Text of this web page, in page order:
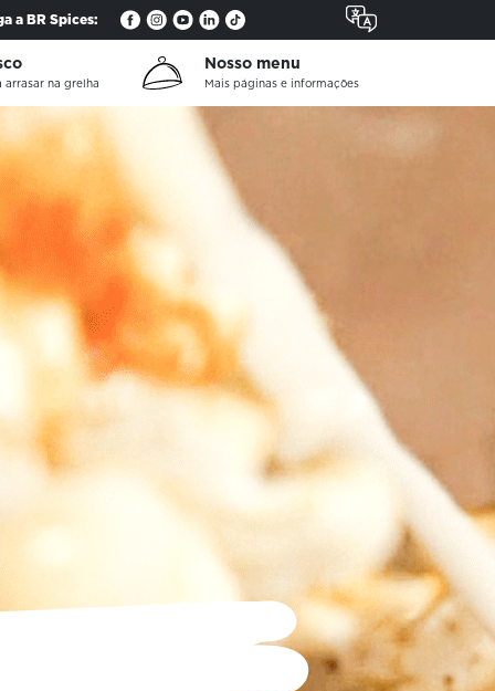
a BR Spices:
arrasar na grelha
Nosso menu
Mais páginas e informações